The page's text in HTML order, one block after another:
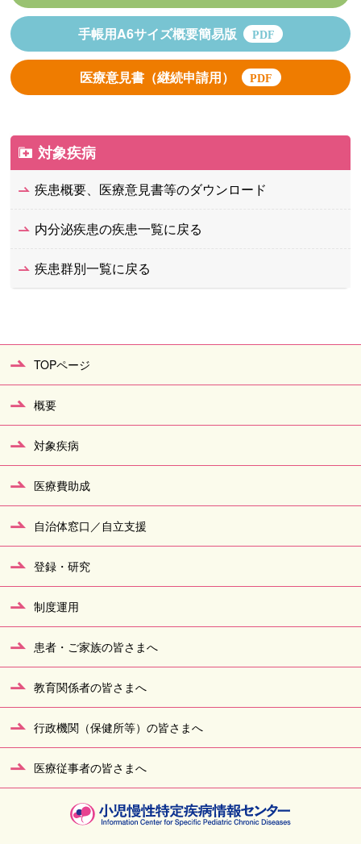
手帳用A6サイズ概要簡易版
医療意見書（継続申請用）
対象疾病
疾患概要、医療意見書等のダウンロード
内分泌疾患の疾患一覧に戻る
疾患群別一覧に戻る
TOPページ
概要
対象疾病
医療費助成
自治体窓口／自立支援
登録・研究
制度運用
患者・ご家族の皆さまへ
教育関係者の皆さまへ
行政機関（保健所等）の皆さまへ
医療従事者の皆さまへ